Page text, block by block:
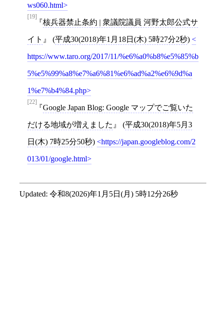
ws060.html
[19]
核兵器禁止条約 | 衆議院議員 河野太郎公式サ
イト (平成30(2018)年1月18日(木) 5時27分2秒)
https://www.taro.org/2017/11/%e6%a0%b8%e5%85%b
5%e5%99%a8%e7%a6%81%e6%ad%a2%e6%9d%a
1%e7%b4%84.php
[22]
Google Japan Blog: Google マップでご覧いた
だける地域が増えました (平成30(2018)年5月3
日(木) 7時25分50秒) https://japan.googleblog.com/2
013/01/google.html
Updated: 令和8(2026)年1月5日(月) 5時12分26秒